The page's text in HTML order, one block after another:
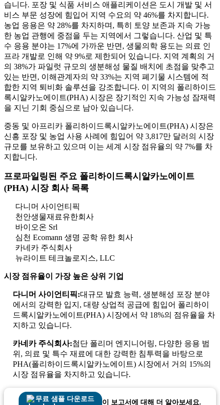
습니다. 포장 및 식품 서비스 애플리케이션은 도시 개발 및 서
비스 부문 성장에 힘입어 지역 수요의 약 46%를 차지합니다.
농업 응용은 약 28%를 차지하며, 특히 토양 보존과 지속 가능
한 농업 관행에 중점을 두는 지역에서 그렇습니다. 산업 및 특
수 응용 분야는 17%에 가까운 반면, 생물의학 용도는 의료 인
프라 개발로 인해 약 9%로 제한되어 있습니다. 지역 계획의 거
의 38%가 파일럿 규모의 생분해성 물질 배치에 초점을 맞추고
있는 반면, 이해관계자의 약 33%는 지역 폐기물 시스템에 적
합한 지역 퇴비화 솔루션을 강조합니다. 이 지역의 폴리하이드
록시알카노에이트(PHA) 시장은 장기적인 지속 가능성 잠재력
을 지닌 기회 중심으로 남아 있습니다.
중동 및 아프리카 폴리하이드록시알카노에이트(PHA) 시장은
신흥 포장 및 농업 사용 사례에 힘입어 약 3,817만 달러의 시장
규모를 보유하고 있으며 이는 세계 시장 점유율의 약 7%를 차
지합니다.
프로파일링된 주요 폴리하이드록시알카노에이트
(PHA) 시장 회사 목록
다니머 사이언티픽
천안생물재료유한회사
바이오온 Srl
심천 Ecomann 생명 공학 유한 회사
카네카 주식회사
뉴라이트 테크놀로지스, LLC
시장 점유율이 가장 높은 상위 기업
다니머 사이언티픽:대규모 발효 능력, 생분해성 포장 분야
에서의 강력한 입지, 대량 상업적 공급에 힘입어 폴리하이
드록시알카노에이트(PHA) 시장에서 약 18%의 점유율을 차
지하고 있습니다.
카네카 주식회사:첨단 폴리머 엔지니어링, 다양한 응용 범
위, 의료 및 특수 재료에 대한 강력한 침투력을 바탕으로
PHA(폴리하이드록시알카노에이트) 시장에서 거의 15%의
시장 점유율을 차지하고 있습니다.
무료 샘플 다운로드 이 보고서에 대해 더 알아보세요.